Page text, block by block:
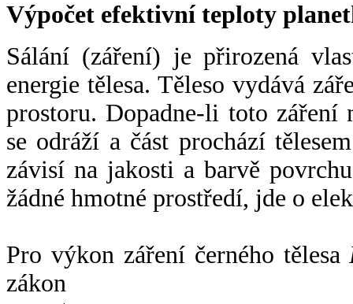
Výpočet efektivní teploty
Sálání (záření) je přirozená
energie tělesa. Těleso vydává
prostoru. Dopadne-li toto záření
se odráží a část prochází
závisí na jakosti a barvě
žádné hmotné prostředí, jde o
Pro výkon záření černého tělesa
zákon